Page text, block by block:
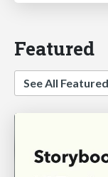
Featured
See All Featured